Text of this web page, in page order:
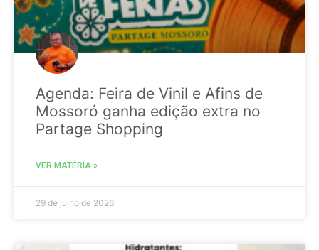
Agenda: Feira de Vinil e Afins de
Mossoró ganha edição extra no
Partage Shopping
VER MATÉRIA »
29 de julho de 2026